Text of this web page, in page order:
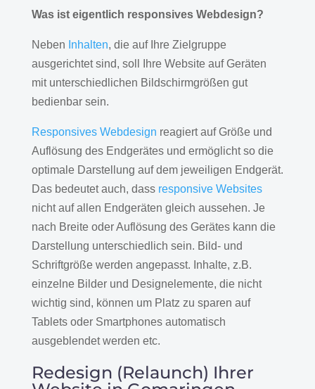
Was ist eigentlich responsives Webdesign?
Neben Inhalten, die auf Ihre Zielgruppe
ausgerichtet sind, soll Ihre Website auf Geräten
mit unterschiedlichen Bildschirmgrößen gut
bedienbar sein.
Responsives Webdesign reagiert auf Größe und
Auflösung des Endgerätes und ermöglicht so die
optimale Darstellung auf dem jeweiligen Endgerät.
Das bedeutet auch, dass responsive Websites
nicht auf allen Endgeräten gleich aussehen. Je
nach Breite oder Auflösung des Gerätes kann die
Darstellung unterschiedlich sein. Bild- und
Schriftgröße werden angepasst. Inhalte, z.B.
einzelne Bilder und Designelemente, die nicht
wichtig sind, können um Platz zu sparen auf
Tablets oder Smartphones automatisch
ausgeblendet werden etc.
Redesign (Relaunch) Ihrer